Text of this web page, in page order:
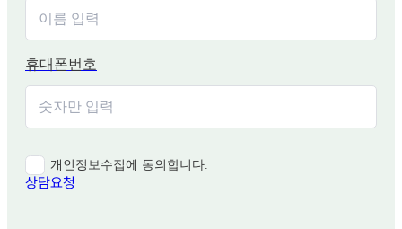
휴대폰번호
개인정보수집에 동의합니다.
상담요청